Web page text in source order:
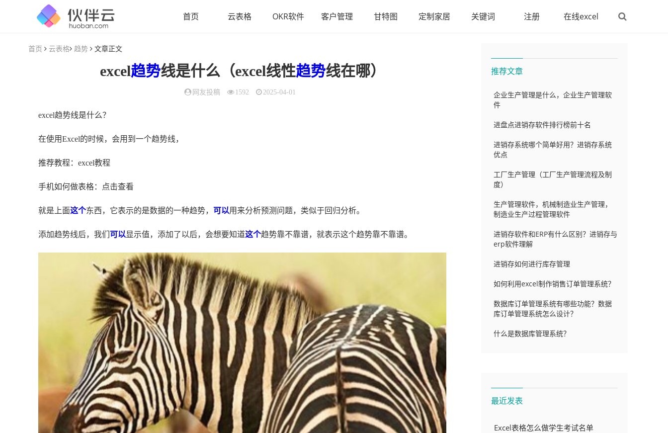
首页 云表格 OKR软件 客户管理 甘特图 定制家居 关键词 注册 在线excel
首页 云表格 趋势 文章正文
excel趋势线是什么（excel线性趋势线在哪）
网友投稿 1592 2025-04-01
excel趋势线是什么？
在使用Excel的时候，会用到一个趋势线，
推荐教程：excel教程
手机如何做表格：点击查看
就是上面这个东西，它表示的是数据的一种趋势， 可以用来分析预测问题，类似于回归分析。
添加趋势线后，我们 可以显示值，添加了以后，会想要知道这个趋势靠不靠谱，就表示这个趋势靠不靠谱。
推荐文章
企业生产管理是什么，企业生产管理软
件
进盘点进销存软件排行榜前十名
进销存系统哪个简单好用？进销存系统
优点
工厂生产管理（工厂生产管理流程及制
度）
生产管理软件，机械制造业生产管理，
制造业生产过程管理软件
进销存软件和ERP有什么区别？进销存与
erp软件理解
进销存如何进行库存管理
如何利用excel制作销售订单管理系统？
数据库订单管理系统有哪些功能？数据
库订单管理系统怎么设计？
什么是数据库管理系统？
最近发表
Excel表格怎么做学生考试名单